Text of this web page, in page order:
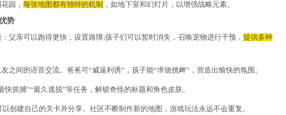
园， 每张地图都有独特的机制 ，如地下室和幻灯片，以增强战略元素。
势
父亲可以跑得更快，设置路障;孩子们可以暂时消失，召唤宠物进行干预， 提供多种
之间的语音交流。爸爸可“威逼利诱”，孩子能“求饶挑衅”，营造出愉快的氛围。
快抓捕”“最久逃脱”等任务，解锁奇怪的标题和角色皮肤。
创建自己的关卡并分享。社区不断制作新的地图，游戏玩法永远不会重复。